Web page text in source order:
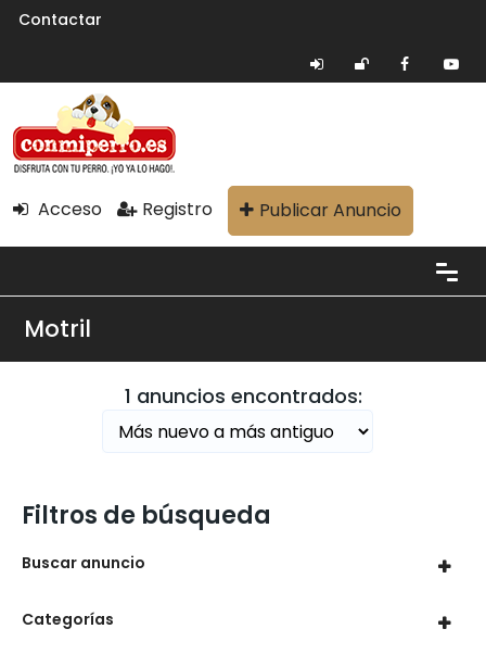
Contactar
Acceso Registro Publicar Anuncio
Motril
1 anuncios encontrados:
Filtros de búsqueda
Buscar anuncio
Categorías